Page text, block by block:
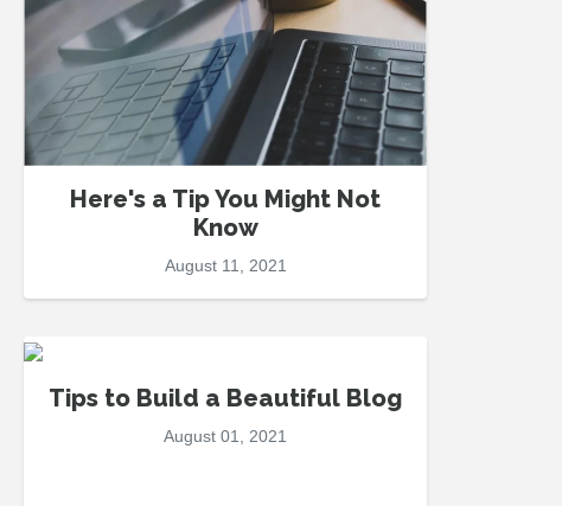
Here's a Tip You Might Not
Know
August 11, 2021
Tips to Build a Beautiful Blog
August 01, 2021